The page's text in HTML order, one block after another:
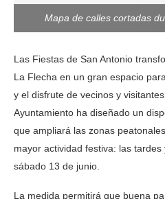
Mapa de calles cortadas
Las Fiestas de San Antonio
La Flecha en un gran espacio
y el disfrute de vecinos y
Ayuntamiento ha diseñado un
que ampliará las zonas
mayor actividad festiva: las
sábado 13 de junio.
La medida permitirá que buena